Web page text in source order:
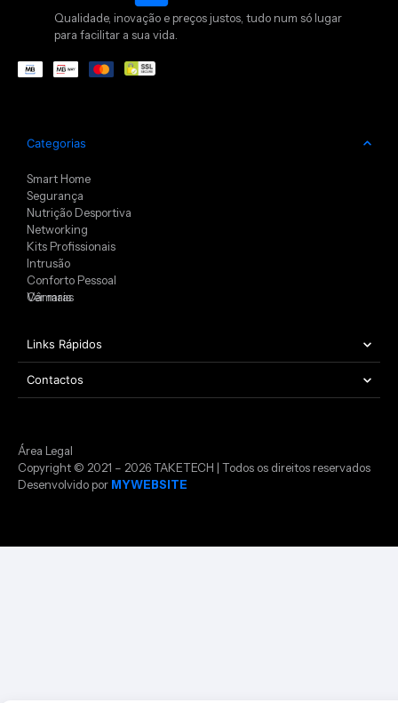
Qualidade, inovação e preços justos, tudo num só lugar
para facilitar a sua vida.
Categorias
Smart Home
Segurança
Nutrição Desportiva
Networking
Kits Profissionais
Intrusão
Conforto Pessoal
Câmaras
Ver mais
Links Rápidos
Contactos
Copyright © 2021 – 2026 TAKETECH | Todos os direitos reservados
Desenvolvido por MYWEBSITE
Área Legal